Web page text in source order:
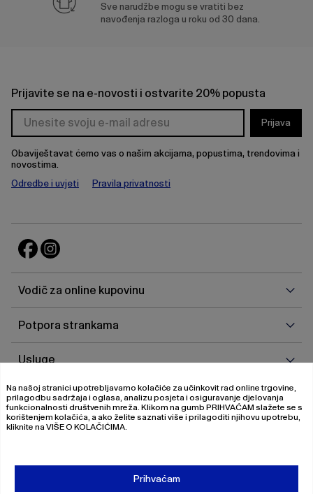
Sve narudžbe mogu se vratiti bez
navođenja razloga u roku od 30 dana.
Prijavite se na e-novosti i ostvarite 20% popusta
Prijava
Obaviještavat ćemo vas o našim akcijama, popustima, trendovima i
novostima.
Odredbe i uvjeti
Pravila privatnosti
Vodič za online kupovinu
Potpora strankama
Usluge
O
O nama
© 2026 Magistrat International
Pravila o privatnosti
Na našoj stranici upotrebljavamo kolačiće za učinkovit rad online trgovine,
prilagodbu sadržaja i oglasa, analizu posjeta i osiguravanje djelovanja
funkcionalnosti društvenih mreža. Klikom na gumb PRIHVAĆAM slažete se s
korištenjem kolačića, a ako želite saznati više i prilagoditi njihovu upotrebu,
kliknite na VIŠE O KOLAČIĆIMA.
Prihvaćam